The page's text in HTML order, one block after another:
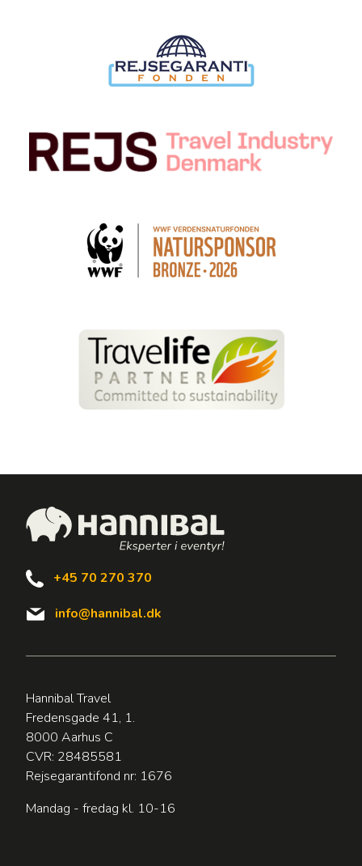
+45 70 270 370
info@hannibal.dk
Hannibal Travel
Fredensgade 41, 1.
8000 Aarhus C
CVR: 28485581
Rejsegarantifond nr: 1676
Mandag - fredag kl. 10-16